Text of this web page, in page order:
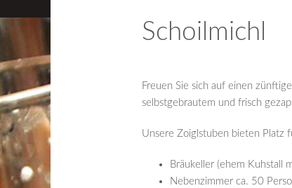
Schoilmichl
Freuen Sie sich auf einen
selbstgebrautem und frisch
Unsere Zoiglstuben bieten Platz
Bräukeller (ehem Kuhstall
Nebenzimmer ca. 50